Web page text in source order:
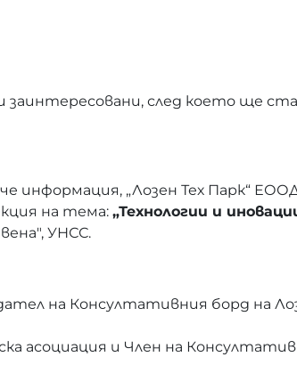
заинтересовани, след което ще
информация, „Лозен Тех Парк“
на тема: „Технологии и
УНСС.
на Консултативния борд на
асоциация и Член на